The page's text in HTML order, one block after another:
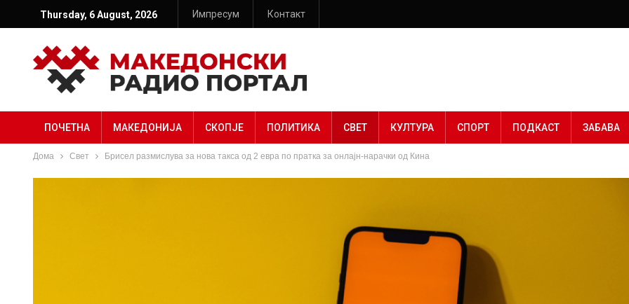
Thursday, 6 August, 2026 Импресум Контакт
ПОЧЕТНА МАКЕДОНИЈА СКОПЈЕ ПОЛИТИКА СВЕТ КУЛТУРА СПОРТ ПОДКАСТ ЗАБАВА
Дома Свет Брисел размислува за нова такса од 2 евра по пратка за онлајн-нарачки од Кина